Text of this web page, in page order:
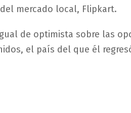
mercado local, Flipkart.
de optimista sobre las
el país del que él